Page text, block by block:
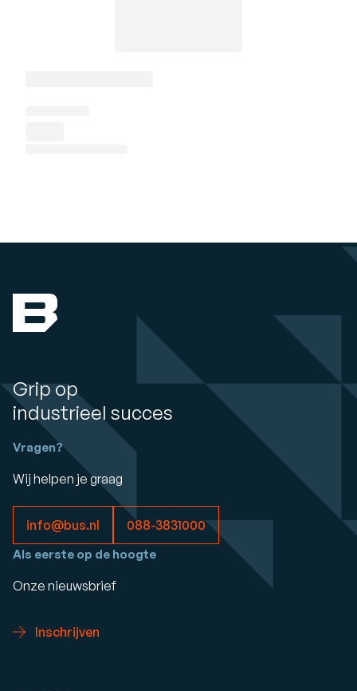
Grip op
industrieel succes
Vragen?
Wij helpen je graag
info@bus.nl 088-3831000
Als eerste op de hoogte
Onze nieuwsbrief
Inschrijven